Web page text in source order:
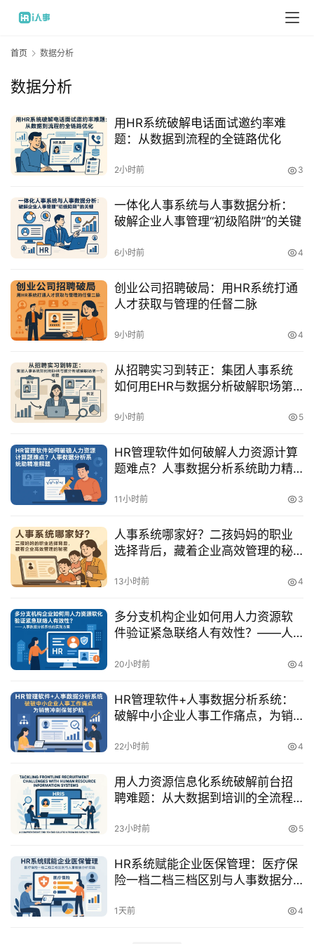
首页 数据分析
数据分析
用HR系统破解电话面试邀约率难
题：从数据到流程的全链路优化
2小时前 3
一体化人事系统与人事数据分析：
破解企业人事管理“初级陷阱”的关键
6小时前 4
创业公司招聘破局：用HR系统打通
人才获取与管理的任督二脉
9小时前 4
从招聘实习到转正：集团人事系统
如何用EHR与数据分析破解职场第
9小时前 5
HR管理软件如何破解人力资源计算
题难点？人事数据分析系统助力精
11小时前 3
人事系统哪家好？二孩妈妈的职业
选择背后，藏着企业高效管理的秘
13小时前 4
多分支机构企业如何用人力资源软
件验证紧急联络人有效性？——人
20小时前 4
HR管理软件+人事数据分析系统：
破解中小企业人事工作痛点，为销
22小时前 4
用人力资源信息化系统破解前台招
聘难题：从大数据到培训的全流程
23小时前 5
HR系统赋能企业医保管理：医疗保
险一档二档三档区别与人事数据分
1天前 4